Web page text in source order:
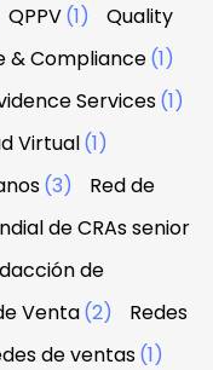
QPPV(1)
Quality
& Compliance(1)
Services(1)
Virtual(1)
(3)
Red de
de CRAs senior
de
Venta(2)
Redes
de ventas(1)